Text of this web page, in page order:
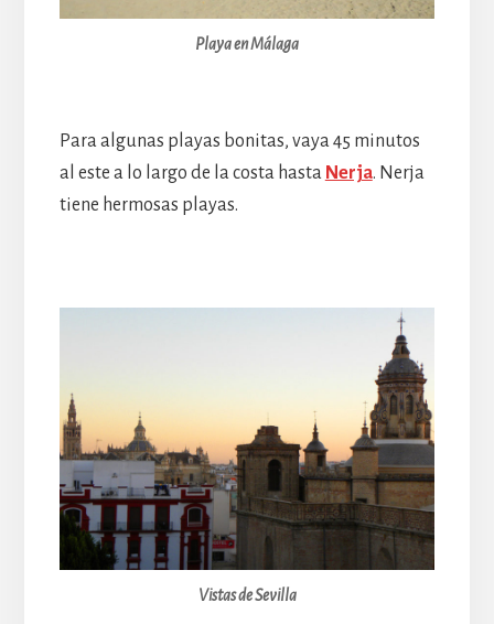
Playa en Málaga
Para algunas playas bonitas, vaya 45 minutos
al este a lo largo de la costa hasta Nerja. Nerja
tiene hermosas playas.
Vistas de Sevilla